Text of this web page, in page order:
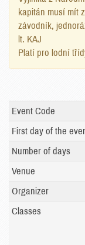
kapitán musí mít
závodník,
lt. KAJ
Platí pro lodní
Event Code
First day of the
Number of days
Venue
Organizer
Classes